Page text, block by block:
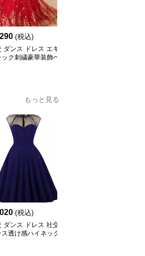
(税込)
ダンス ドレス エキ
ック刺繍豪華装飾ベ
もっと見る
(税込)
ダンス ドレス 社交
ス透け感ハイネック